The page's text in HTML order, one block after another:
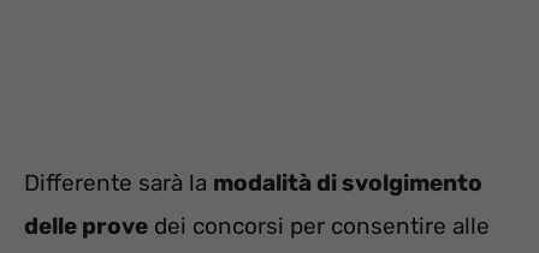
Differente sarà la modalità di svolgimento
delle prove dei concorsi per consentire alle